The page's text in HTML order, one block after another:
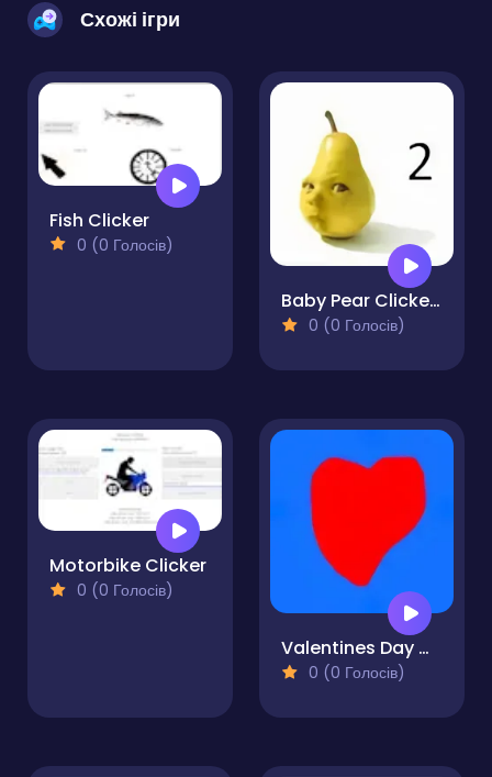
Схожі ігри
Fish Clicker
0 (0 Голосів)
Baby Pear Clicker 2
0 (0 Голосів)
Motorbike Clicker
0 (0 Голосів)
Valentines Day Clicker
0 (0 Голосів)